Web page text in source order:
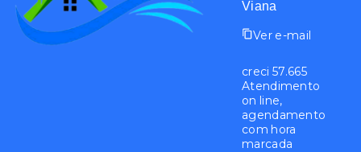
Viana
Ver e-mail
creci 57.665
Atendimento
on line,
agendamento
com hora
marcada